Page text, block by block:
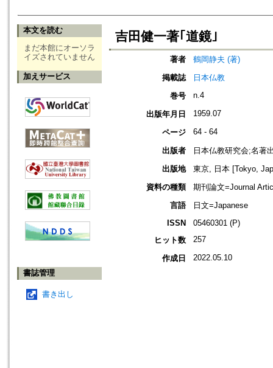
本文を読む
まだ本館にオーソラ
イズされていません
加えサービス
書誌管理
書き出し
吉田健一著｢道鏡｣
著者
鶴岡静夫 (著)
掲載誌
日本仏教
巻号
n.4
出版年月日 1959.07
ページ 64 - 64
出版者
日本仏教研究会;名著
出版地
東京, 日本 [Tokyo,
資料の種類
期刊論文=Journal
言語
日文=Japanese
ISSN
05460301 (P)
ヒット数
257
作成日 2022.05.10